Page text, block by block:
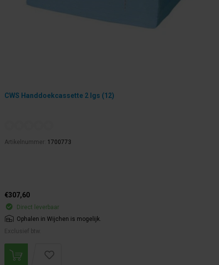
CWS Handdoekcassette 2 lgs (12)
Artikelnummer: 1700773
€307,60
Direct leverbaar
Ophalen in Wijchen is mogelijk.
Exclusief btw.